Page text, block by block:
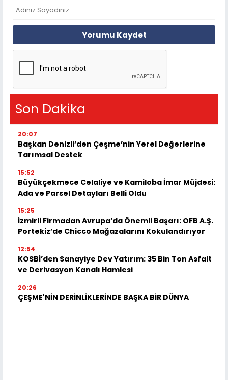
Yorumu Kaydet
Son Dakika
20:07
Başkan Denizli’den Çeşme’nin Yerel Değerlerine
Tarımsal Destek
15:52
Büyükçekmece Celaliye ve Kamiloba İmar Müjdesi:
Ada ve Parsel Detayları Belli Oldu
15:25
İzmirli Firmadan Avrupa’da Önemli Başarı: OFB A.Ş.
Portekiz’de Chicco Mağazalarını Kokulandırıyor
12:54
KOSBİ’den Sanayiye Dev Yatırım: 35 Bin Ton Asfalt
ve Derivasyon Kanalı Hamlesi
20:26
ÇEŞME'NİN DERİNLİKLERİNDE BAŞKA BİR DÜNYA